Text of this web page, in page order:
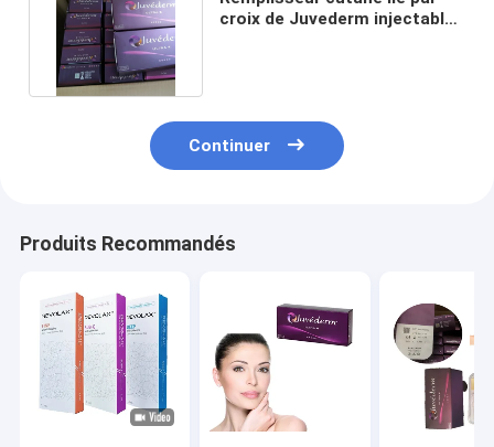
croix de Juvederm injectable
Continuer
Produits Recommandés